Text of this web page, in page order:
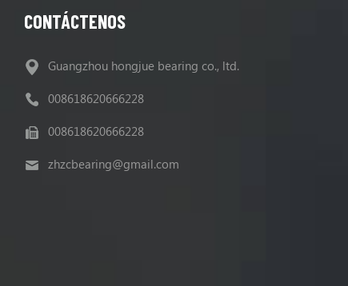
CONTÁCTENOS
Guangzhou hongjue bearing co., ltd.
008618620666228
008618620666228
zhzcbearing@gmail.com